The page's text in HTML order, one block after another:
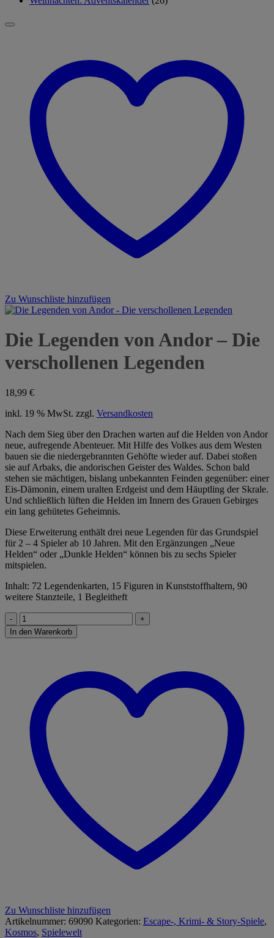
Zu Wunschliste hinzufügen
Die Legenden von Andor – Die
verschollenen Legenden
18,99 €
inkl. 19 % MwSt. zzgl. Versandkosten
Nach dem Sieg über den Drachen warten auf die Helden von Andor
neue, aufregende Abenteuer. Mit Hilfe des Volkes aus dem Westen
bauen sie die niedergebrannten Gehöfte wieder auf. Dabei stoßen
sie auf Arbaks, die andorischen Geister des Waldes. Schon bald
stehen sie mächtigen, bislang unbekannten Feinden gegenüber: einer
Eis-Dämonin, einem uralten Erdgeist und dem Häuptling der Skrale.
Und schließlich lüften die Helden im Innern des Grauen Gebirges
ein lang gehütetes Geheimnis.
Diese Erweiterung enthält drei neue Legenden für das Grundspiel
für 2 – 4 Spieler ab 10 Jahren. Mit den Ergänzungen „Neue
Helden“ oder „Dunkle Helden“ können bis zu sechs Spieler
mitspielen.
Inhalt: 72 Legendenkarten, 15 Figuren in Kunststoffhaltern, 90
weitere Stanzteile, 1 Begleitheft
Die
Legenden
von
verschollenen
Legenden
Menge
In den Warenkorb
Zu Wunschliste hinzufügen
Artikelnummer: 69090 Kategorien: Escape-, Krimi- & Story-Spiele,
Kosmos, Spielewelt